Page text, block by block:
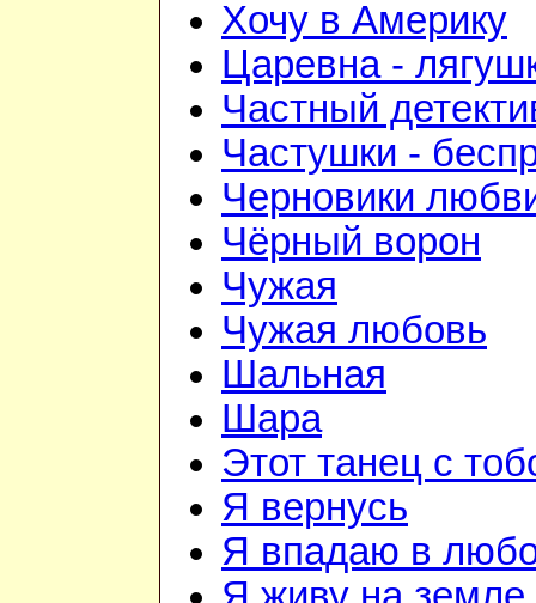
Хочу в Америку
Царевна -
Частный
Частушки -
Черновики
Чёрный ворон
Чужая
Чужая любовь
Шальная
Шара
Этот танец с
Я вернусь
Я впадаю в